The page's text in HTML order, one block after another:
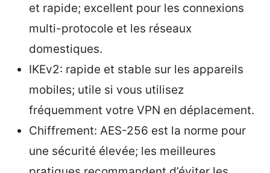
et rapide; excellent pour les connexions
multi-protocole et les réseaux
domestiques.
IKEv2: rapide et stable sur les appareils
mobiles; utile si vous utilisez
fréquemment votre VPN en déplacement.
Chiffrement: AES-256 est la norme pour
une sécurité élevée; les meilleures